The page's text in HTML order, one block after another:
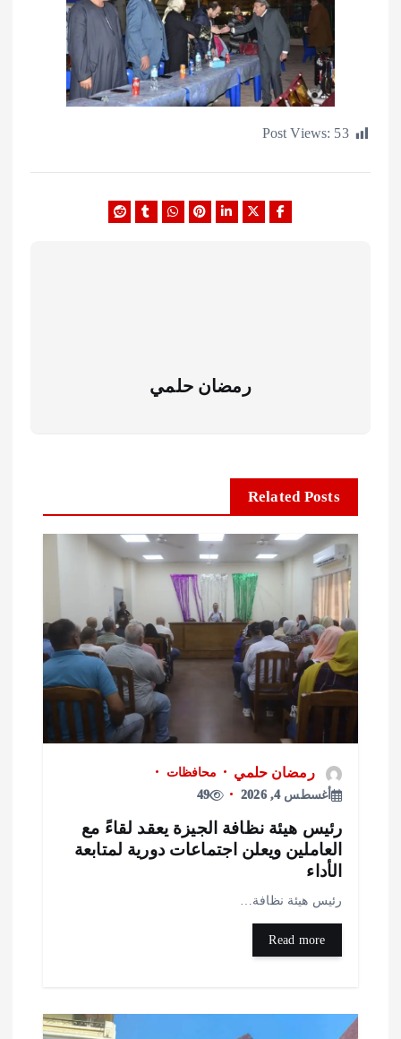
Post Views:
رمضان حلمي
Related Posts
رمضان حلمي
محافظات
أغسطس 4, 2026
49
هيئة نظافة الجيزة يعقد لقاءً مع
ويعلن اجتماعات دورية لمتابعة
هيئة نظافة…